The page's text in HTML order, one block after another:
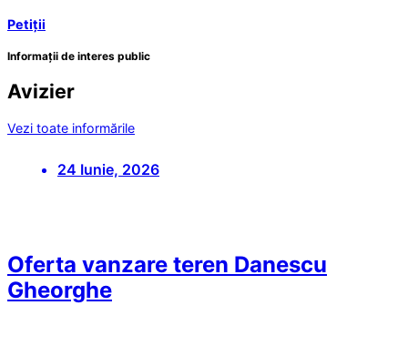
Petiții
Informații de interes public
Avizier
Vezi toate informările
24 Iunie, 2026
Oferta vanzare teren Danescu
Gheorghe